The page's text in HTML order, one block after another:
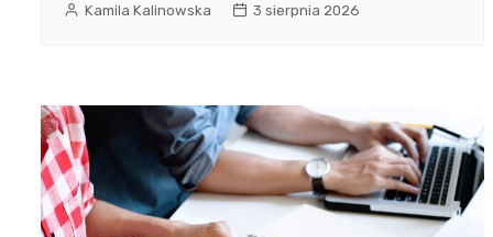
Kamila Kalinowska 3 sierpnia 2026